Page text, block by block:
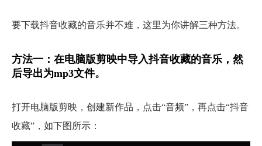
要下载抖音收藏的音乐并不难，这里为你讲解三种方法。
方法一：在电脑版剪映中导入抖音收藏的音乐，然
后导出为mp3文件。
打开电脑版剪映，创建新作品，点击“音频”，再点击“抖音
收藏”，如下图所示：